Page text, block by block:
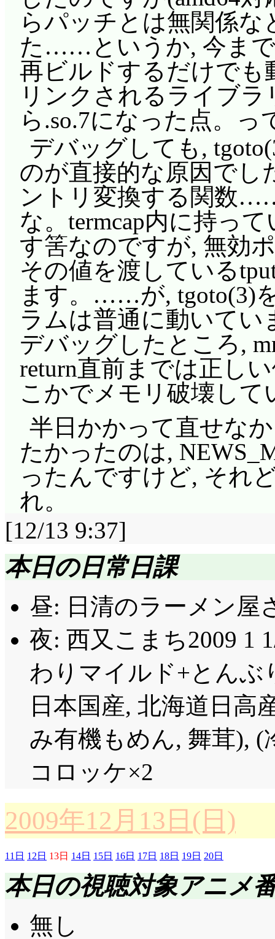
らパッチとは無関係
た……というか, 今ま
再ビルドするだけでも
リンクされるライブラ
ら.so.7になった点。っ
デバッグしても,
のが直接的な原因でし
ントリ変換する関数
な。termcap内に持っ
す筈なのですが, 無効
その値を渡している
ます。……が, tgoto(3)
ラムは普通に動いてい
デバッグしたところ,
return直前までは正し
こかでメモリ破壊し
半日かかって直せな
たかったのは,
ったんですけど, それ
れ。
[12/13 9:37]
本日の日常日課
昼: 日清のラーメン屋
夜: 西又こまち2009 1
わりマイルド+とんぶ
日本国産, 北海道日高
み有機もめん, 舞茸),
コロッケ×2
2009年12月13日(日)
11日 12日 13日 14日 15日 16日 17日 18日 19日 20日
本日の視聴対象アニメ
無し